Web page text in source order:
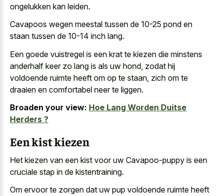
ongelukken kan leiden.
Cavapoos wegen meestal tussen de 10-25 pond en
staan tussen de 10-14 inch lang.
Een goede vuistregel is een krat te kiezen die minstens
anderhalf keer zo lang is als uw hond, zodat hij
voldoende ruimte heeft om op te staan, zich om te
draaien en comfortabel neer te liggen.
Broaden your view: Hoe Lang Worden Duitse
Herders ?
Een kist kiezen
Het kiezen van een kist voor uw Cavapoo-puppy is een
cruciale stap in de kistentraining.
Om ervoor te zorgen dat uw pup voldoende ruimte heeft